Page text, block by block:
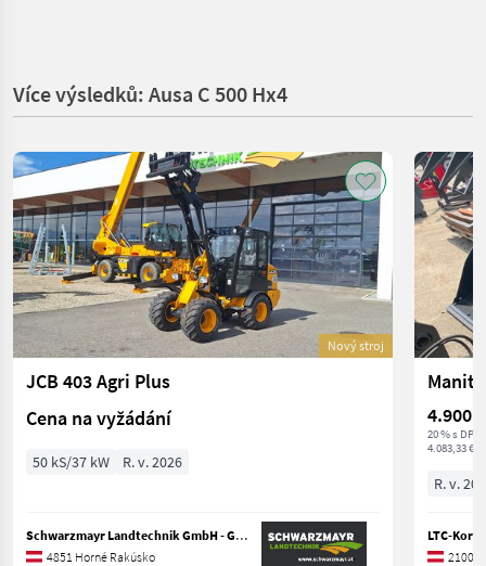
Více výsledků: Ausa C 500 Hx4
Nový stroj
JCB 403 Agri Plus
Cena na vyžádání
50 kS/37 kW R. v. 2026
Schwarzmayr Landtechnik GmbH - Gampern
4851 Horné Rakúsko
4.900 €
20 % s DPH
4.083,33 €
R. v.
LTC-
2100